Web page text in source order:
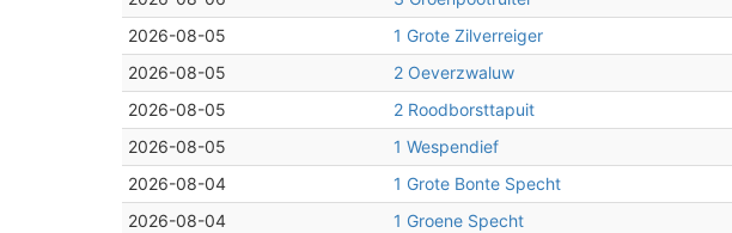
2026-08-05
1 Grote Zilverreiger
2026-08-05
2 Oeverzwaluw
2026-08-05
2 Roodborsttapuit
2026-08-05
1 Wespendief
2026-08-04
1 Grote Bonte Specht
2026-08-04
1 Groene Specht